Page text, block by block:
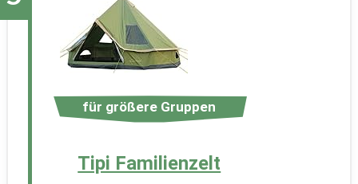
für größere Gruppen
Tipi Familienzelt